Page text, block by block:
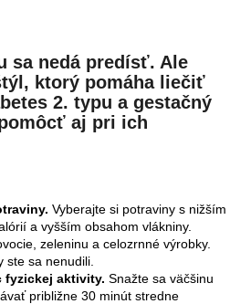
sa nedá predísť. Ale
ktorý pomáha liečiť
2. typu a gestačný
aj pri ich
Vyberajte si potraviny s nižším
a vyšším obsahom vlákniny.
zeleninu a celozrnné výrobky.
ste sa nenudili.
fyzickej aktivity. Snažte sa väčšinu
približne 30 minút stredne